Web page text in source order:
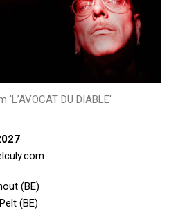
'L’AVOCAT DU DIABLE'
(BE)
(BE)